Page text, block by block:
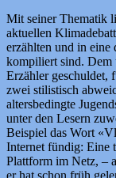
Mit seiner Thematik
aktuellen
erzählten und in eine
kompiliert sind. Dem
Erzähler geschuldet,
zwei stilistisch
altersbedingte
unter den Lesern
Beispiel das Wort
Internet fündig: Eine
Plattform im Netz, –